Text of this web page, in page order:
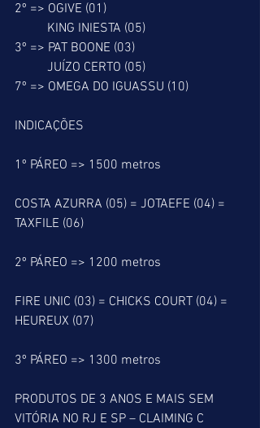
2º => OGIVE (01)
          KING INIESTA (05)
3º => PAT BOONE (03)
          JUÍZO CERTO (05)
7º => OMEGA DO IGUASSU (10)
INDICAÇÕES
1º PÁREO => 1500 metros
COSTA AZURRA (05) = JOTAEFE (04) =
TAXFILE (06)
2º PÁREO => 1200 metros
FIRE UNIC (03) = CHICKS COURT (04) =
HEUREUX (07)
3º PÁREO => 1300 metros
PRODUTOS DE 3 ANOS E MAIS SEM
VITÓRIA NO RJ E SP – CLAIMING C